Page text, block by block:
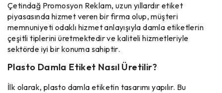
Çetindağ Promosyon Reklam, uzun yıllardır etiket
piyasasında hizmet veren bir firma olup, müşteri
memnuniyeti odaklı hizmet anlayışıyla damla etiketlerin
çeşitli tiplerini üretmektedir ve kaliteli hizmetleriyle
sektörde iyi bir konuma sahiptir.
Plasto Damla Etiket Nasıl Üretilir?
İlk olarak, plasto damla etiketin tasarımı yapılır. Bu